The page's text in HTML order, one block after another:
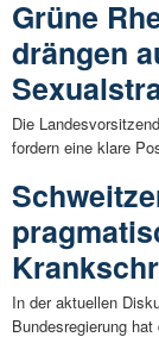
Grüne
drängen
Die
fordern eine klare
In der aktuellen
Bundesregierung